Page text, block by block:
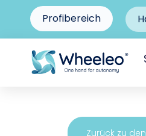
Profibereich
Zurück zu